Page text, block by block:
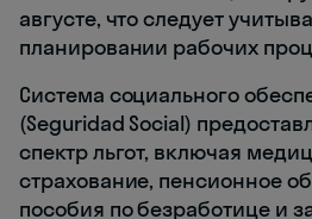
августе, что следует
планировании рабочих
Система социального
(Seguridad Social)
спектр льгот, включая
страхование, пенсионное
пособия по безработице и